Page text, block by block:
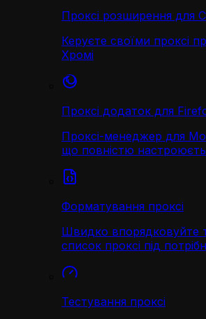
Проксі розширення для
Керуєте своїми проксі
Хромі
Проксі додаток для
Проксі-менеджер для
що повністю
Форматування проксі
Швидко впорядковуйте
список проксі під
Тестування проксі